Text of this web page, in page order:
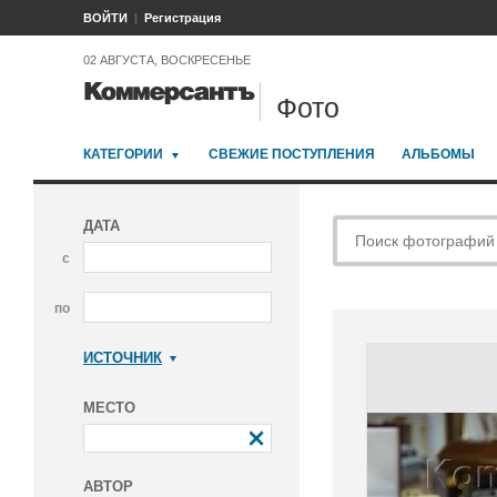
ВОЙТИ Регистрация
02 АВГУСТА, ВОСКРЕСЕНЬЕ
Фото
КАТЕГОРИИ СВЕЖИЕ ПОСТУПЛЕНИЯ АЛЬБОМЫ
ДАТА
с
по
ИСТОЧНИК
МЕСТО
АВТОР